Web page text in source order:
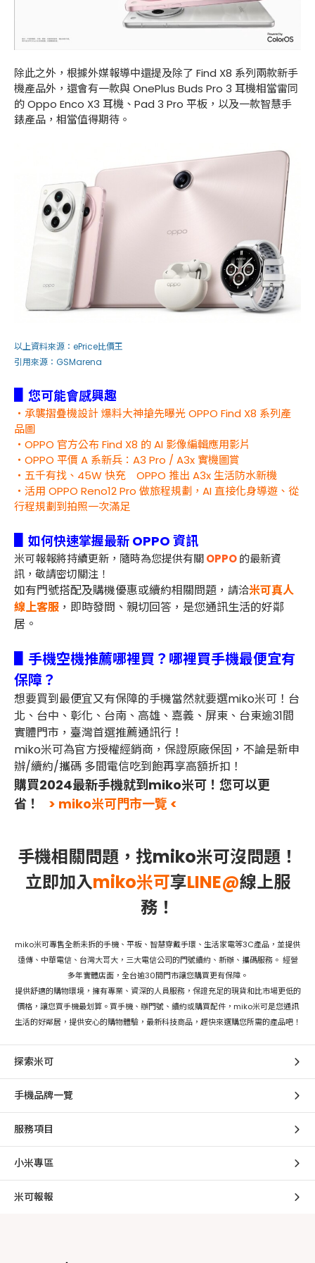
除此之外，根據外媒報導中還提及除了 Find X8 系列兩款新手
機產品外，還會有一款與 OnePlus Buds Pro 3 耳機相當雷同
的 Oppo Enco X3 耳機、Pad 3 Pro 平板，以及一款智慧手
錶產品，相當值得期待。
以上資料來源： ePrice比價王
引用來源： GSMarena
您可能會感興趣
・承襲摺疊機設計 爆料大神搶先曝光 OPPO Find X8 系列產
品圖
・OPPO 官方公布 Find X8 的 AI 影像編輯應用影片
・OPPO 平價 A 系新兵：A3 Pro / A3x 實機圖賞
・五千有找、45W 快充 OPPO 推出 A3x 生活防水新機
・活用 OPPO Reno12 Pro 做旅程規劃，AI 直接化身導遊、從
行程規劃到拍照一次滿足
如何快速掌握最新 OPPO 資訊
米可報報將持續更新，隨時為您提供有關OPPO的最新資
訊，敬請密切關注！
如有門號搭配及購機優惠或續約相關問題， 請洽米可真人
線上客服 ，即時發問、親切回答，是您通訊生活的好鄰
居。
▋手機空機推薦哪裡買？哪裡買手機最便宜有
保障？
想要買到最便宜又有保障的手機當然就要選miko米可！台
北、台中、彰化、台南、高雄、嘉義、屏東、台東逾31間
實體門市，臺灣首選推薦通訊行！
miko米可為官方授權經銷商，保證原廠保固，不論是新申
辦/續約/攜碼 多間電信吃到飽再享高額折扣！
購買2024最新手機就到miko米可！您可以更
省！
> miko米可門市一覽 <
手機相關問題，找miko米可沒問題！
立即加入miko米可享LINE@線上服
務！
miko米可專售全新未拆的手機、平板、智慧穿戴手環、生活家電等3C產品，並提供
遠傳、中華電信、台灣大哥大，三大電信公司的門號續約、新辦、攜碼服務。 經營
多年實體店面，全台逾30間門市讓您購買更有保障。
提供舒適的購物環境，擁有專業、資深的人員服務，保證充足的現貨和比市場更低的
價格，讓您買手機最划算。買手機、辦門號、續約或購買配件，miko米可是您通訊
生活的好鄰居，提供安心的購物體驗，最新科技商品，趕快來選購您所需的產品吧！
探索米可
手機品牌一覽
服務項目
小米專區
米可報報